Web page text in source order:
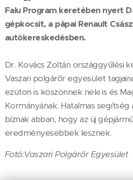
Falu Program keretében nyert
gépkocsit, a pápai Renault
autókereskedésben.
Dr. Kovács Zoltán országgyűlési
Vaszari polgárőr egyesület
ezúton is köszönnek neki is és
Kormányának. Hatalmas
bíznak abban, hogy az új
eredményesebbek lesznek.
Fotó:Vaszari Polgárőr Egyesület